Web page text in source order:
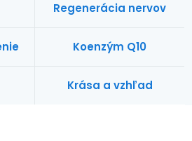
Regenerácia nervov
Koenzým Q10
Krása a vzhľad